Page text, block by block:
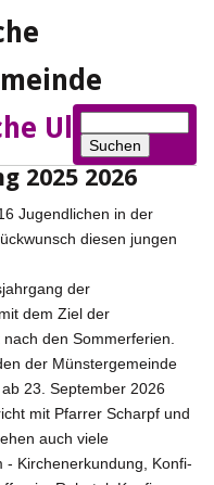
Ulm
Suchen
2025 2026
Jugendlichen in der
diesen jungen
der
dem Ziel der
den Sommerferien.
der Münstergemeinde
23. September 2026
mit Pfarrer Scharpf und
auch viele
Kirchenerkundung, Konfi-